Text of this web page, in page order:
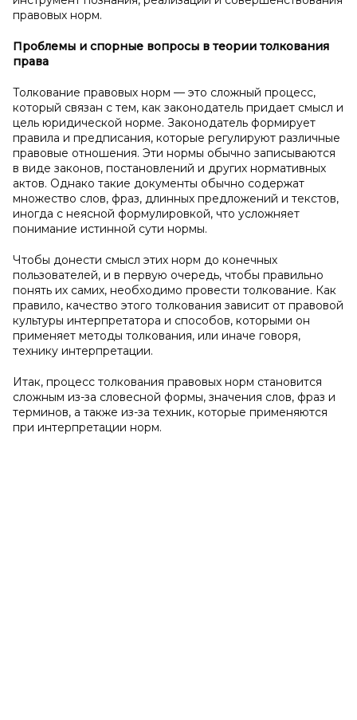
правовых норм.
Проблемы и спорные вопросы в теории толкования
права
Толкование правовых норм — это сложный процесс,
который связан с тем, как законодатель придает смысл и
цель юридической норме. Законодатель формирует
правила и предписания, которые регулируют различные
правовые отношения. Эти нормы обычно записываются
в виде законов, постановлений и других нормативных
актов. Однако такие документы обычно содержат
множество слов, фраз, длинных предложений и текстов,
иногда с неясной формулировкой, что усложняет
понимание истинной сути нормы.
Чтобы донести смысл этих норм до конечных
пользователей, и в первую очередь, чтобы правильно
понять их самих, необходимо провести толкование. Как
правило, качество этого толкования зависит от правовой
культуры интерпретатора и способов, которыми он
применяет методы толкования, или иначе говоря,
технику интерпретации.
Итак, процесс толкования правовых норм становится
сложным из-за словесной формы, значения слов, фраз и
терминов, а также из-за техник, которые применяются
при интерпретации норм.